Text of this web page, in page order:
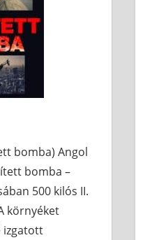
bomba) Angol
bomba –
500 kilós II.
környéket
izgatott